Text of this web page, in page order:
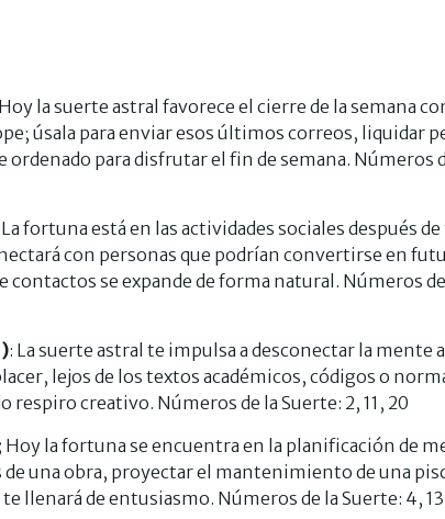
Hoy la suerte astral favorece el cierre de la semana
úsala para enviar esos últimos correos, liquidar
para disfrutar el fin de semana. Números
La fortuna está en las actividades sociales después
con personas que podrían convertirse en
contactos se expande de forma natural. Números
: La suerte astral te impulsa a desconectar la mente
lejos de los textos académicos, códigos o
respiro creativo. Números de la Suerte: 2, 11, 20
Hoy la fortuna se encuentra en la planificación de
de una obra, proyectar el mantenimiento de una
llenará de entusiasmo. Números de la Suerte: 4,